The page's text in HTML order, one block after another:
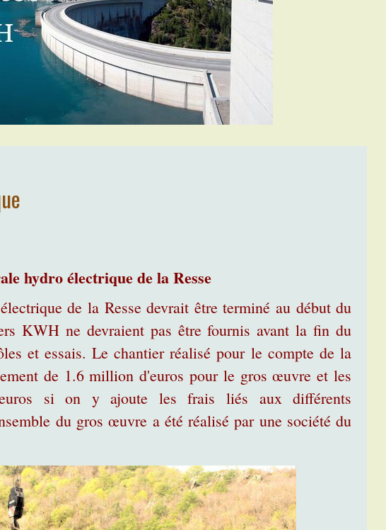
hydro électrique de la Resse
de la Resse devrait être terminé au début du
KWH ne devraient pas être fournis avant la fin du
et essais. Le chantier réalisé pour le compte de la
de 1.6 million d'euros pour le gros œuvre et les
si on y ajoute les frais liés aux différents
du gros œuvre a été réalisé par une société du